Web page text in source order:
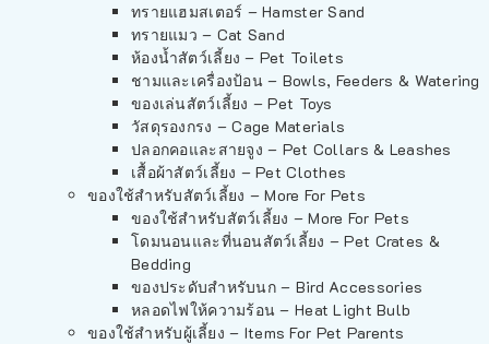
ทรายแฮมสเตอร์ – Hamster Sand
ทรายแมว – Cat Sand
ห้องน้ำสัตว์เลี้ยง – Pet Toilets
ชามและเครื่องป้อน – Bowls, Feeders & Watering
ของเล่นสัตว์เลี้ยง – Pet Toys
วัสดุรองกรง – Cage Materials
ปลอกคอและสายจูง – Pet Collars & Leashes
เสื้อผ้าสัตว์เลี้ยง – Pet Clothes
ของใช้สำหรับสัตว์เลี้ยง – More For Pets
ของใช้สำหรับสัตว์เลี้ยง – More For Pets
โดมนอนและที่นอนสัตว์เลี้ยง – Pet Crates &
Bedding
ของประดับสำหรับนก – Bird Accessories
หลอดไฟให้ความร้อน – Heat Light Bulb
ของใช้สำหรับผู้เลี้ยง – Items For Pet Parents